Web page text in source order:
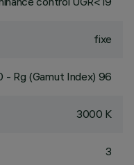
fixe
- Rg (Gamut Index) 96
3000 K
3